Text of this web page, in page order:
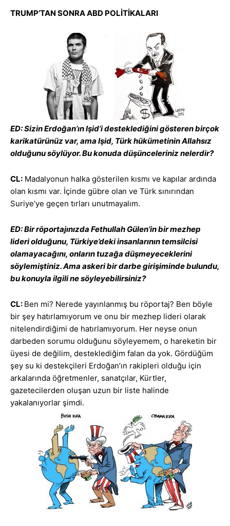
TRUMP’TAN SONRA ABD POLİTİKALARI
ED: Sizin Erdoğan’ın Işid’i desteklediğini gösteren birçok
karikatürünüz var, ama Işid, Türk hükümetinin Allahsız
olduğunu söylüyor. Bu konuda düşünceleriniz nelerdir?
CL: Madalyonun halka gösterilen kısmı ve kapılar ardında
olan kısmı var. İçinde gübre olan ve Türk sınırından
Suriye’ye geçen tırları unutmayalım.
ED: Bir röportajınızda Fethullah Gülen’in bir mezhep
lideri olduğunu, Türkiye’deki insanlarının temsilcisi
olamayacağını, onların tuzağa düşmeyeceklerini
söylemiştiniz. Ama askeri bir darbe girişiminde bulundu,
bu konuyla ilgili ne söyleyebilirsiniz?
CL: Ben mi? Nerede yayınlanmış bu röportaj? Ben böyle
bir şey hatırlamıyorum ve onu bir mezhep lideri olarak
nitelendirdiğimi de hatırlamıyorum. Her neyse onun
darbeden sorumu olduğunu söyleyemem, o hareketin bir
üyesi de değilim, desteklediğim falan da yok. Gördüğüm
şey su ki destekçileri Erdoğan’ın rakipleri olduğu için
arkalarında öğretmenler, sanatçılar, Kürtler,
gazetecilerden oluşan uzun bir liste halinde
yakalanıyorlar şimdi.